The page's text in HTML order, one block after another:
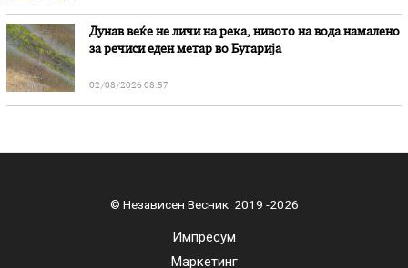
Дунав веќе не личи на река, нивото на вода намалено
за речиси еден метар во Бугарија
02/08/2026 08:57
© Независен Весник 2019 -2026
Импресум
Маркетинг